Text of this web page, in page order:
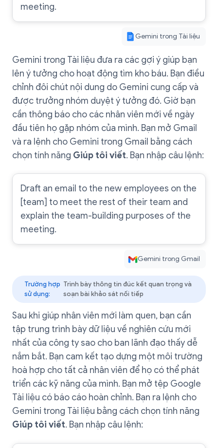
meeting.
Gemini trong Tài liệu
Gemini trong Tài liệu đưa ra các gợi ý giúp bạn
lên ý tưởng cho hoạt động tìm kho báu. Bạn điều
chỉnh đôi chút nội dung do Gemini cung cấp và
được trưởng nhóm duyệt ý tưởng đó. Giờ bạn
cần thông báo cho các nhân viên mới về ngày
đầu tiên họ gặp nhóm của mình. Bạn mở Gmail
và ra lệnh cho Gemini trong Gmail bằng cách
chọn tính năng Giúp tôi viết. Bạn nhập câu lệnh:
Draft an email to the new employees on the
[team] to meet the rest of their team and
explain the team-building purposes of the
meeting.
Gemini trong Gmail
Trường hợp
sử dụng:
Trình bày thông tin đúc kết quan trọng và
soạn bài khảo sát nối tiếp
Sau khi giúp nhân viên mới làm quen, bạn cần
tập trung trình bày dữ liệu về nghiên cứu mới
nhất của công ty sao cho ban lãnh đạo thấy dễ
nắm bắt. Bạn cam kết tạo dựng một môi trường
hoà hợp cho tất cả nhân viên để họ có thể phát
triển các kỹ năng của mình. Bạn mở tệp Google
Tài liệu có báo cáo hoàn chỉnh. Bạn ra lệnh cho
Gemini trong Tài liệu bằng cách chọn tính năng
Giúp tôi viết. Bạn nhập câu lệnh: